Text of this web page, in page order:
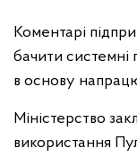
Коментарі
бачити системні
в основу
Міністерство
використання